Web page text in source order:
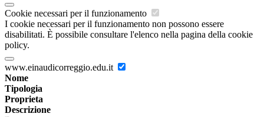
Cookie necessari per il funzionamento
I cookie necessari per il funzionamento non possono essere
disabilitati. È possibile consultare l'elenco nella pagina della cookie
policy.
www.einaudicorreggio.edu.it
Nome
Tipologia
Proprieta
Descrizione